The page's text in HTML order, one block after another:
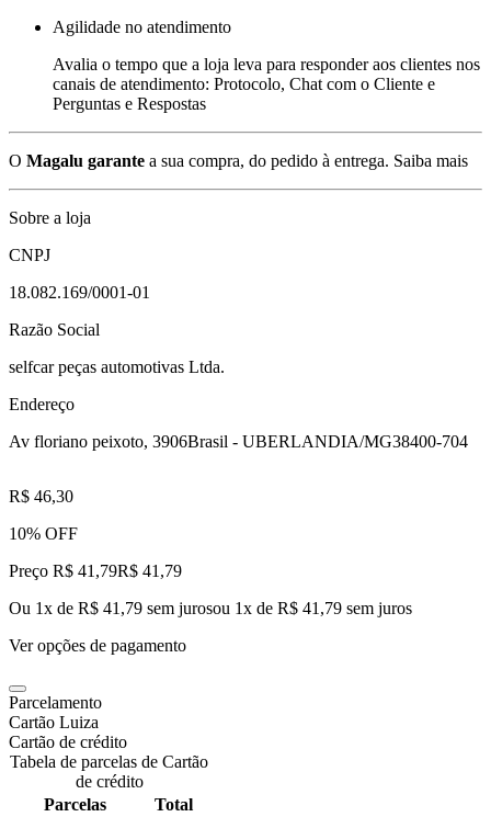
Agilidade no atendimento
Avalia o tempo que a loja leva para responder aos clientes nos
canais de atendimento: Protocolo, Chat com o Cliente e
Perguntas e Respostas
O Magalu garante a sua compra, do pedido à entrega. Saiba mais
Sobre a loja
CNPJ
18.082.169/0001-01
Razão Social
selfcar peças automotivas Ltda.
Endereço
Av floriano peixoto, 3906Brasil - UBERLANDIA/MG38400-704
R$ 46,30
10% OFF
Preço R$ 41,79R$ 41 ,79
Ou 1x de R$ 41,79 sem jurosou 1x de R$ 41,79 sem juros
Ver opções de pagamento
Parcelamento
Cartão Luiza
Cartão de crédito
Tabela de parcelas de Cartão
de crédito
Parcelas
Total